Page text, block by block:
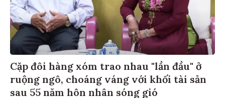
Cặp đôi hàng xóm trao nhau "lần đầu" ở
ruộng ngô, choáng váng với khối tài sản
sau 55 năm hôn nhân sóng gió